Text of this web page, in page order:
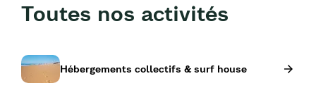
Toutes nos activités
Hébergements collectifs & surf house